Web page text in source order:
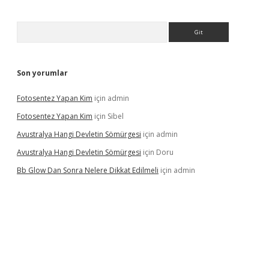
Son yorumlar
Fotosentez Yapan Kim için admin
Fotosentez Yapan Kim için Sibel
Avustralya Hangi Devletin Sömürgesi için admin
Avustralya Hangi Devletin Sömürgesi için Doru
Bb Glow Dan Sonra Nelere Dikkat Edilmeli için admin